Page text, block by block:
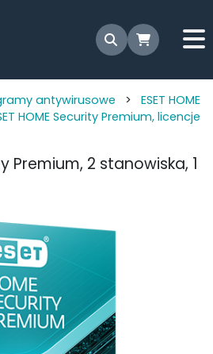
antywirusowe > ESET HOME
HOME Security Premium, licencje
Premium, 2 stanowiska, 1